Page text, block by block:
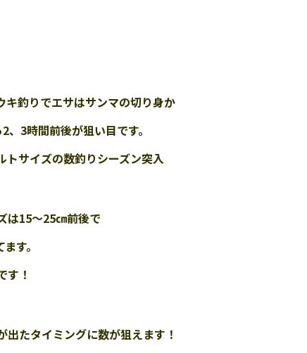
キ釣りでエサはサンマの切り身か
3時間前後が狙い目です。
トサイズの数釣りシーズン突入
は15〜25㎝前後で
す。
す！
たタイミングに数が狙えます！